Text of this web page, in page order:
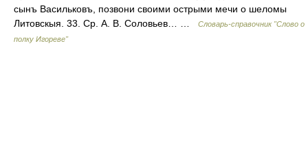
сынъ Васильковъ, позвони своими острыми мечи о шеломы
Литовскыя. 33. Ср. А. В. Соловьев… …
Словарь-справочник "Слово о
полку Игореве"